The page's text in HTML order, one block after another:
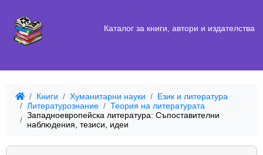
Каталог за книги, автори и издателства
Книги Хуманитарни науки
Език и литература
Литературознание
Теория на литературата
Западноевропейска литература: Съпоставителни
наблюдения, тезиси, идеи